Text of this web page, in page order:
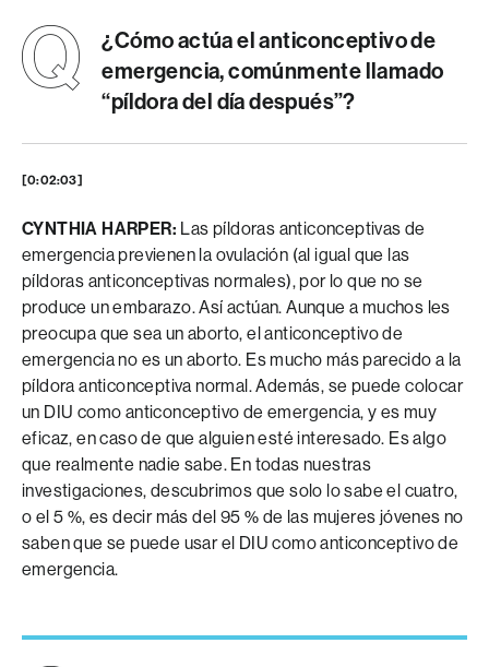
¿Cómo actúa el anticonceptivo de
emergencia, comúnmente llamado
“píldora del día después”?
[0:02:03]
CYNTHIA HARPER: Las píldoras anticonceptivas de
emergencia previenen la ovulación (al igual que las
píldoras anticonceptivas normales), por lo que no se
produce un embarazo. Así actúan. Aunque a muchos les
preocupa que sea un aborto, el anticonceptivo de
emergencia no es un aborto. Es mucho más parecido a la
píldora anticonceptiva normal. Además, se puede colocar
un DIU como anticonceptivo de emergencia, y es muy
eficaz, en caso de que alguien esté interesado. Es algo
que realmente nadie sabe. En todas nuestras
investigaciones, descubrimos que solo lo sabe el cuatro,
o el 5 %, es decir más del 95 % de las mujeres jóvenes no
saben que se puede usar el DIU como anticonceptivo de
emergencia.